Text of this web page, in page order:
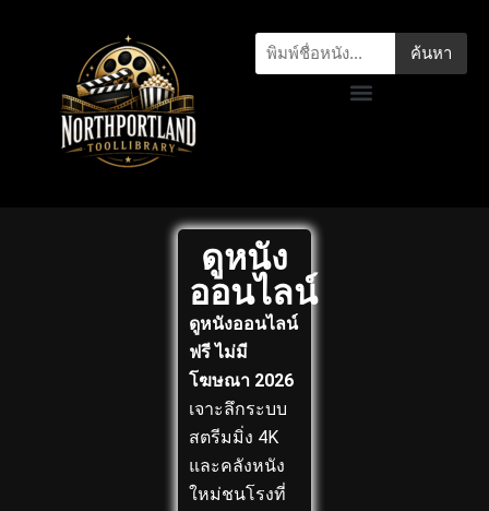
ค้นหา
ดูหนัง
ออนไลน์
ดูหนังออนไลน์
ฟรี ไม่มี
โฆษณา 2026
เจาะลึกระบบ
สตรีมมิ่ง 4K
และคลังหนัง
ใหม่ชนโรงที่